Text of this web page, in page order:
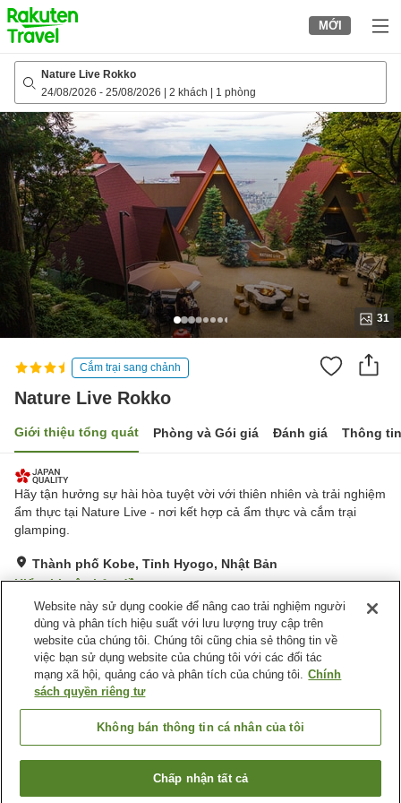
to
top
page
MỚI
Nature Live Rokko
24/08/2026 - 25/08/2026 2 khách 1 phòng
31
Cắm trại sang chảnh
Nature Live Rokko
Giới thiệu tổng quát Phòng và Gói giá Đánh giá Thông
Hãy tận hưởng sự hài hòa tuyệt vời với thiên nhiên và trải nghiệm
ẩm thực tại Nature Live - nơi kết hợp cả ẩm thực và cắm trại
glamping.
Thành phố Kobe, Tỉnh Hyogo, Nhật Bản
Hiển thị trên bản đồ
Xuất sắc Đánh giá:35lượt
Tiện nghi chỗ nghỉ
Dịch Vụ Đưa Đón
Yêu Cầu Bữa Ăn Riêng
(Dành Cho Người Dị Ứng)
Tỉnh Hyogo
Tìm phòng trống
Website này sử dụng cookie để nâng cao trải nghiệm người
dùng và phân tích hiệu suất với lưu lượng truy cập trên
website của chúng tôi. Chúng tôi cũng chia sẻ thông tin về
việc bạn sử dụng website của chúng tôi với các đối tác
mạng xã hội, quảng cáo và phân tích của chúng tôi. Chính
sách quyền riêng tư
Không bán thông tin cá nhân của tôi
Chấp nhận tất cả